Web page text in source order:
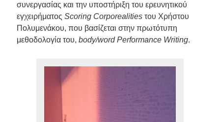
συνεργασίας και την υποστήριξη του ερευνητικού
εγχειρήματοςScoring Corporealities του Χρήστου
Πολυμενάκου, που βασίζεται στην πρωτότυπη
μεθοδολογία του,body/word Performance Writing.